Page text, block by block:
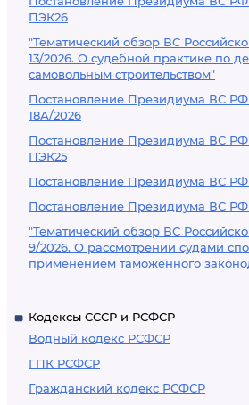
ПЭК26
"Тематический обзор ВС
13/2026. О судебной практике по
самовольным строительством"
Постановление Президиума ВС РФ
18А/2026
Постановление Президиума ВС РФ
ПЭК25
Постановление Президиума ВС РФ
Постановление Президиума ВС РФ
"Тематический обзор ВС
9/2026. О рассмотрении судами
применением таможенного
Кодексы СССР и РСФСР
Водный кодекс РСФСР
ГПК РСФСР
Гражданский кодекс РСФСР